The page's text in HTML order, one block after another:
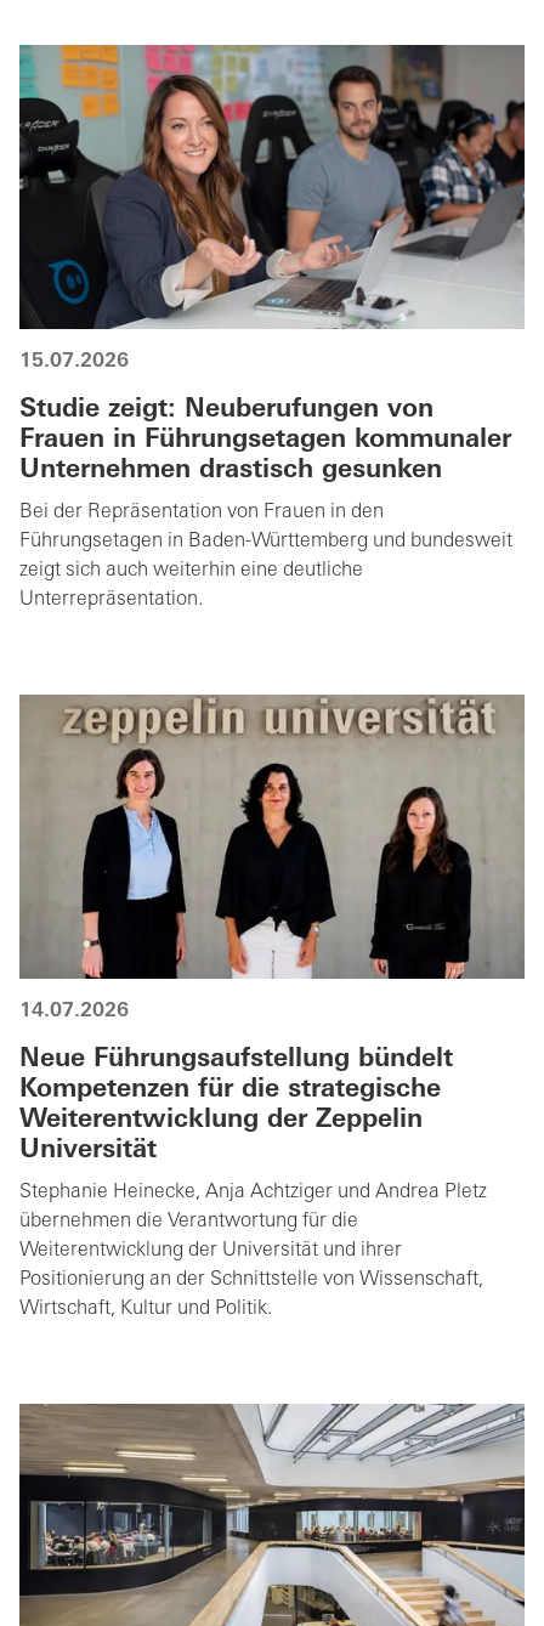
15.07.2026
Studie zeigt: Neuberufungen von
Frauen in Führungsetagen kommunaler
Unternehmen drastisch gesunken
Bei der Repräsentation von Frauen in den
Führungsetagen in Baden-Württemberg und bundesweit
zeigt sich auch weiterhin eine deutliche
Unterrepräsentation.
14.07.2026
Neue Führungsaufstellung bündelt
Kompetenzen für die strategische
Weiterentwicklung der Zeppelin
Universität
Stephanie Heinecke, Anja Achtziger und Andrea Pletz
übernehmen die Verantwortung für die
Weiterentwicklung der Universität und ihrer
Positionierung an der Schnittstelle von Wissenschaft,
Wirtschaft, Kultur und Politik.